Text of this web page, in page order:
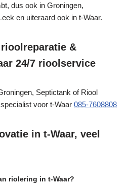
dus ook in Groningen,
en uiteraard ook in t-Waar.
&
24/7 rioolservice
Septictank of Riool
voor t-Waar 085-7608808
in t-Waar, veel
riolering in t-Waar?